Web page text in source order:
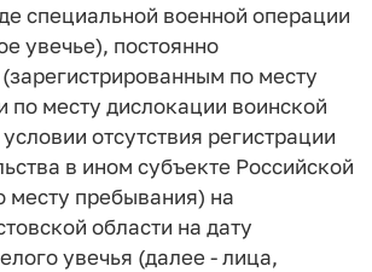
специальной военной операции
увечье), постоянно
по месту
по месту дислокации воинской
отсутствия регистрации
в ином субъекте Российской
месту пребывания) на
области на дату
увечья (далее - лица,